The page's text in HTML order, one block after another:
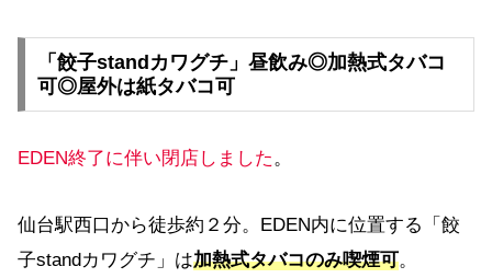
「餃子standカワグチ」昼飲み◎加熱式タバコ
可◎屋外は紙タバコ可
EDEN終了に伴い閉店しました。
仙台駅西口から徒歩約２分。EDEN内に位置する「餃
子standカワグチ」は加熱式タバコのみ喫煙可。